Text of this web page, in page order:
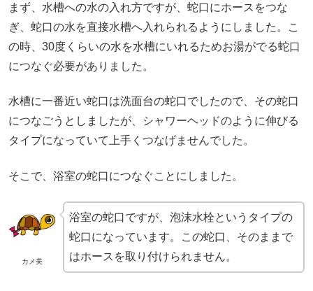
まず、水槽への水の入れ方ですが、蛇口にホースをつな
ぎ、蛇口の水を直接水槽へ入れられるようにしました。こ
の時、30度くらいの水を水槽にいれるためお湯がでる蛇口
につなぐ必要がありました。
水槽に一番近い蛇口は洗面台の蛇口でしたので、その蛇口
につなごうとしましたが、シャワーヘッドのように伸びる
タイプになっていて上手くつなげませんでした。
そこで、浴室の蛇口につなぐことにしました。
カメ美
浴室の蛇口ですが、泡沫水栓というタイプの
蛇口になっています。この蛇口、そのままで
はホースを取り付けられません。